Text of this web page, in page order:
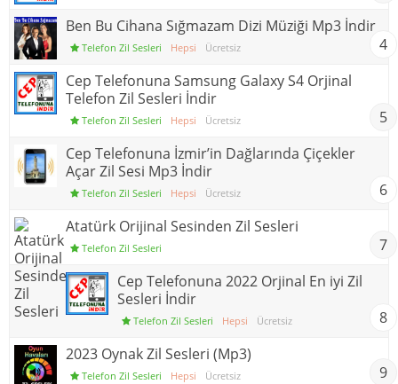
Ben Bu Cihana Sığmazam Dizi Müziği Mp3 İndir
Telefon Zil Sesleri Hepsi Ücretsiz
4
Cep Telefonuna Samsung Galaxy S4 Orjinal
Telefon Zil Sesleri İndir
Telefon Zil Sesleri Hepsi Ücretsiz
5
Cep Telefonuna İzmir’in Dağlarında Çiçekler
Açar Zil Sesi Mp3 İndir
Telefon Zil Sesleri Hepsi Ücretsiz
6
Atatürk Orijinal Sesinden Zil Sesleri
Telefon Zil Sesleri
7
Cep Telefonuna 2022 Orjinal En iyi Zil
Sesleri İndir
Telefon Zil Sesleri Hepsi Ücretsiz
8
2023 Oynak Zil Sesleri (Mp3)
Telefon Zil Sesleri Hepsi Ücretsiz
9